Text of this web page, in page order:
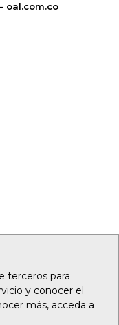
terceros para
y conocer el
más, acceda a
oal.com.co